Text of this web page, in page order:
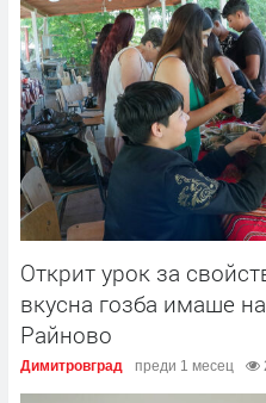
Открит урок за
вкусна гозба имаше
Райново
Димитровград преди 1 месец